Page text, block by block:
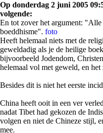
Op donderdag 2 juni 2005
volgende:
En tot zover het argument:
boeddhisme". foto
Heeft helemaal niets met de
geweldadig als je de heilige
bijvoorbeeld Jodendom,
helemaal vol met geweld, en
Besides dit is niet het eerste
China heeft ooit in een ver
nadat Tibet had gekozen de
volgen en niet de Chineze stijl,
mee.